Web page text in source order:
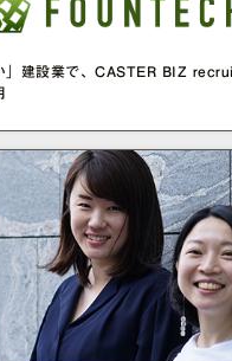
」建設業で、CASTER BIZ